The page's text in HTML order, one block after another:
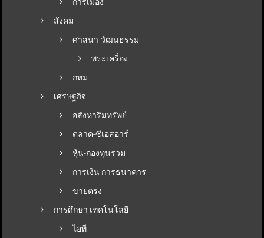
สังคม
ศาสนา-วัฒนธรรม
พระเครื่อง
กทม
เศรษฐกิจ
อสังหาริมทรัพย์
ตลาด-ซีเอสอาร์
หุ้น-กองทุนรวม
การเงิน การธนาคาร
ขายตรง
การศึกษา เทคโนโลยี
ไอที